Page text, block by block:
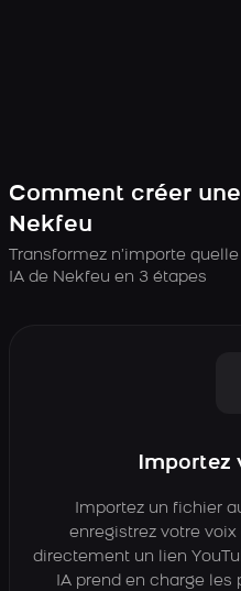
Comment créer
Nekfeu
Transformez n’importe
IA de Nekfeu en 3 étapes
Importez
Importez un fichier
enregistrez votre
directement un lien
IA prend en charge les